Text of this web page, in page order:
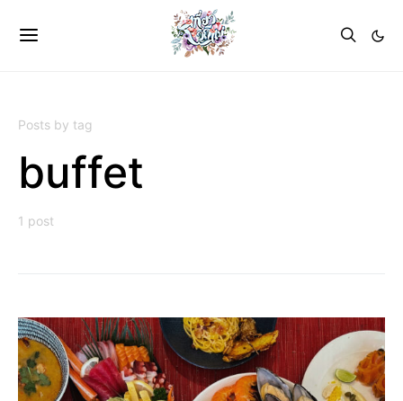
Posts by tag
buffet
1 post